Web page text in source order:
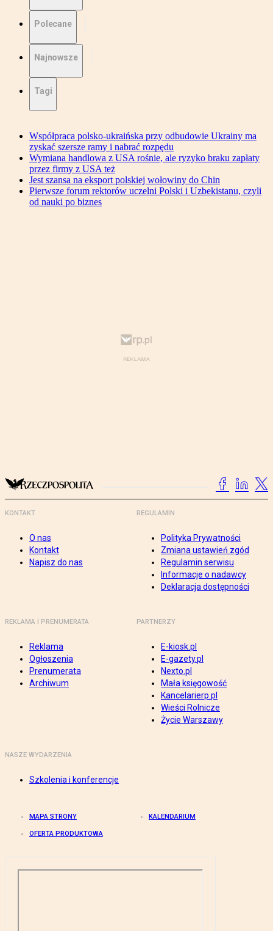
Polecane
Najnowsze
Tagi
Współpraca polsko-ukraińska przy odbudowie Ukrainy ma
zyskać szersze ramy i nabrać rozpędu
Wymiana handlowa z USA rośnie, ale ryzyko braku zapłaty
przez firmy z USA też
Jest szansa na eksport polskiej wołowiny do Chin
Pierwsze forum rektorów uczelni Polski i Uzbekistanu, czyli
od nauki po biznes
KONTAKT
O nas
Kontakt
Napisz do nas
REGULAMIN
Polityka Prywatności
Zmiana ustawień zgód
Regulamin serwisu
Informacje o nadawcy
Deklaracja dostępności
REKLAMA I PRENUMERATA
Reklama
Ogłoszenia
Prenumerata
Archiwum
PARTNERZY
E-kiosk.pl
E-gazety.pl
Nexto.pl
Mała księgowość
Kancelarierp.pl
Wieści Rolnicze
Życie Warszawy
NASZE WYDARZENIA
Szkolenia i konferencje
MAPA STRONY KALENDARIUM
OFERTA PRODUKTOWA